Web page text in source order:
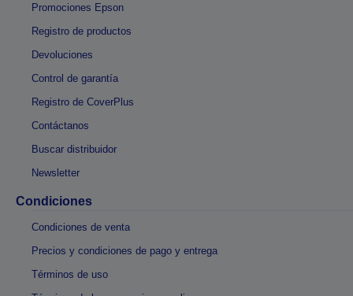
Promociones Epson
Registro de productos
Devoluciones
Control de garantía
Registro de CoverPlus
Contáctanos
Buscar distribuidor
Newsletter
Condiciones
Condiciones de venta
Precios y condiciones de pago y entrega
Términos de uso